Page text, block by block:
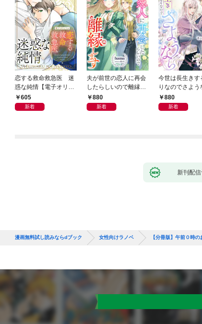
恋する救命救急医 迷
惑な純情【電子オリジ
ナル】
605
新着
夫が前世の恋人に再会
したらしいので離縁し
ます880
新着
今世は長生きす
りなのでさよう
880
新着
新刊配
漫画無料試し読みならdブック 女性向けラノベ 【分冊版】午前０時